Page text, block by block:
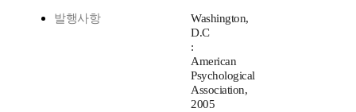
발행사항
Washington,
D.C
:
American
Psychological
Association,
2005